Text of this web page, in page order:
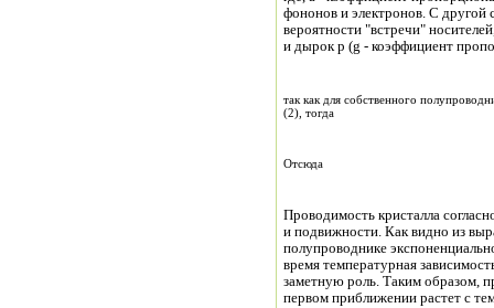
фононов и электронов. С
вероятности "встречи"
и дырок р (g - коэффициент
так как для собственного
(2), тогда
Отсюда
Проводимость кристалла
и подвижности. Как видно из
полупроводнике
время температурная
заметную роль. Таким образом,
первом приближении растет с